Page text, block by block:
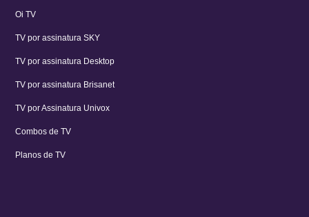
Oi TV
TV por assinatura SKY
TV por assinatura Desktop
TV por assinatura Brisanet
TV por Assinatura Univox
Combos de TV
Planos de TV